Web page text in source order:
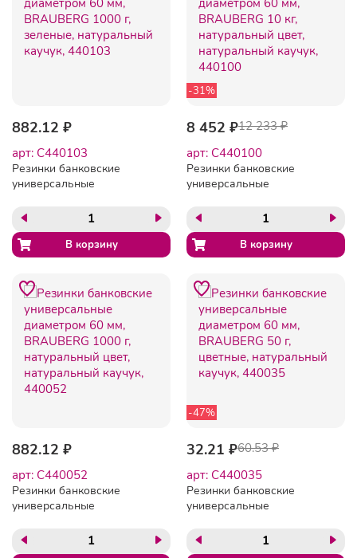
882.12 ₽
арт: C440103
Резинки банковские
универсальные
BRAUBERG 1000 г,
зеленые, натуральный
каучук, 440103
-31%
8 452 ₽12 233 ₽
арт: C440100
Резинки банковские
универсальные
BRAUBERG 10 кг,
натуральный цвет,
натуральный каучук,
440100
882.12 ₽
арт: C440052
Резинки банковские
универсальные
BRAUBERG 1000 г,
натуральный цвет,
-47%
32.21 ₽60.53 ₽
арт: C440035
Резинки банковские
универсальные
BRAUBERG 50 г, цветные,
натуральный каучук,